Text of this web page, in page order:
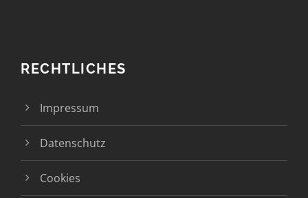
RECHTLICHES
Impressum
Datenschutz
Cookies